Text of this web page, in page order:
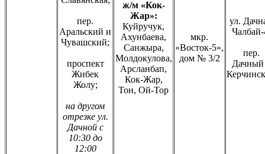
пер.
Аральский и
Чувашский;
проспект
Жибек
Жолу;
на другом
отрезке ул.
Дачной с
10:30 до
12:00
ж/м «Кок-
Жар»:
Куйручук,
Ахунбаева,
Санжыра,
Молдокулова,
Арсланбап,
Кок-Жар,
Тон, Ой-Тор
мкр.
«Восток-5»,
дом № 3/2
ул.
пер.